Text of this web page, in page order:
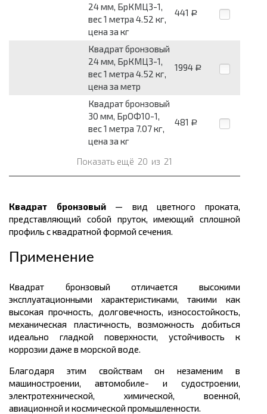
24 мм, БрКМЦ3-1,
вес 1 метра 4.52 кг,
цена за кг
441 Р
Квадрат бронзовый
24 мм, БрКМЦ3-1,
вес 1 метра 4.52 кг,
цена за метр
1994 Р
Квадрат бронзовый
30 мм, БрОФ10-1,
вес 1 метра 7.07 кг,
цена за кг
481 Р
Показать ещё 20 из 21
Квадрат бронзовый— вид цветного проката,
представляющий собой пруток, имеющий сплошной
профиль с квадратной формой сечения.
Применение
Квадрат бронзовый отличается высокими
эксплуатационными характеристиками, такими как
высокая прочность, долговечность, износостойкость,
механическая пластичность, возможность добиться
идеально гладкой поверхности, устойчивость к
коррозии даже в морской воде.
Благодаря этим свойствам он незаменим в
машиностроении, автомобиле- и судостроении,
электротехнической, химической, военной,
авиационной и космической промышленности.